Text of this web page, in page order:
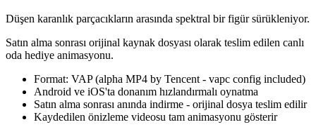
Düşen karanlık parçacıkların arasında spektral bir figür sürükleniyor.
Satın alma sonrası orijinal kaynak dosyası olarak teslim edilen canlı
oda hediye animasyonu.
Format: VAP (alpha MP4 by Tencent - vapc config included)
Android ve iOS'ta donanım hızlandırmalı oynatma
Satın alma sonrası anında indirme - orijinal dosya teslim edilir
Kaydedilen önizleme videosu tam animasyonu gösterir